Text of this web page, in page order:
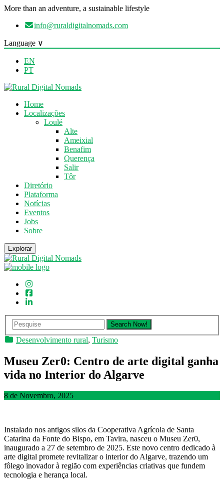
More than an adventure, a sustainable lifestyle
info@ruraldigitalnomads.com
Language ∨
EN
PT
Home
Localizações
Loulé
Alte
Ameixial
Benafim
Querença
Salir
Tôr
Diretório
Plataforma
Notícias
Eventos
Jobs
Sobre
Explorar
Desenvolvimento rural, Turismo
Museu Zer0: Centro de arte digital ganha
vida no Interior do Algarve
8 de Novembro, 2025
Instalado nos antigos silos da Cooperativa Agrícola de Santa
Catarina da Fonte do Bispo, em Tavira, nasceu o Museu Zer0,
inaugurado a 27 de setembro de 2025. Este novo centro dedicado à
arte digital promete revitalizar o interior do Algarve, trazendo um
fôlego inovador à região com experiências criativas que fundem
tecnologia e herança local.